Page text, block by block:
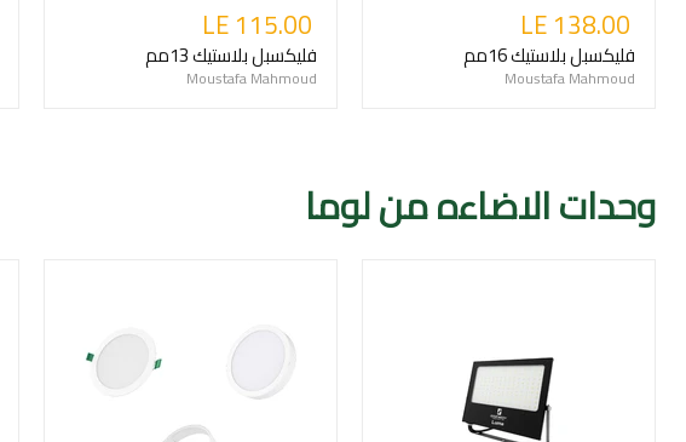
LE 115.00
فليكسبل بلاستيك 13مم
Moustafa Mahmoud
LE 138.00
فليكسبل بلاستيك 16مم
Moustafa Mahmoud
وحدات الاضاءه من لوما